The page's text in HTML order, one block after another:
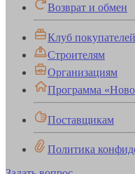
Возврат и обмен
Клуб
Строителям
Организациям
Программа
Поставщикам
Политика